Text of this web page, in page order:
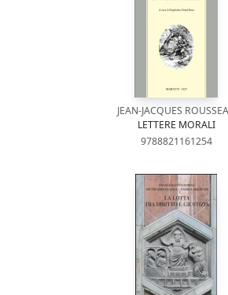
JEAN-JACQUES
LETTERE MORALI
9788821161254